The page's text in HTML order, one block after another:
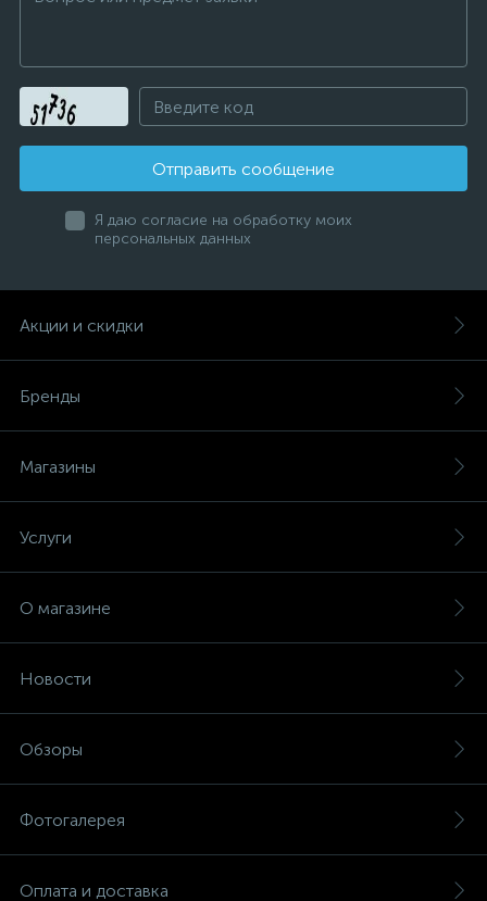
Отправить сообщение
Я даю согласие на обработку моих
персональных данных
Акции и скидки
Бренды
Магазины
Услуги
О магазине
Новости
Обзоры
Фотогалерея
Оплата и доставка